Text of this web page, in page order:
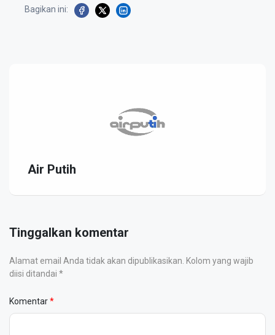
Bagikan ini:
Air Putih
Tinggalkan komentar
Alamat email Anda tidak akan dipublikasikan. Kolom yang wajib
diisi ditandai *
Komentar